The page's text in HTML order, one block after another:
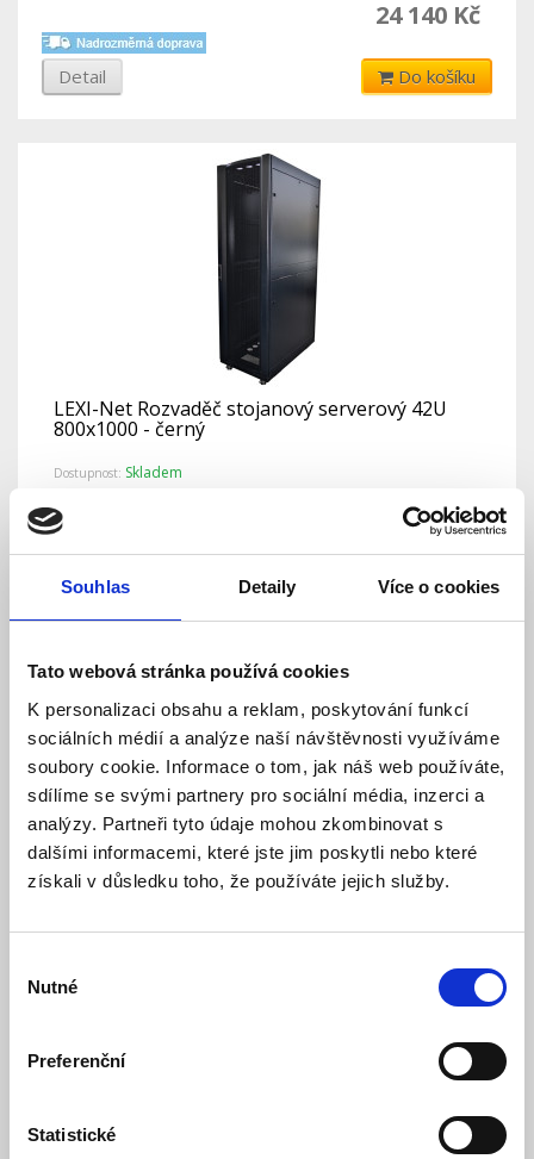
Souhlas Detaily Více o cookies
Tato webová stránka používá cookies
K personalizaci obsahu a reklam, poskytování funkcí
sociálních médií a analýze naší návštěvnosti využíváme
soubory cookie. Informace o tom, jak náš web používáte,
sdílíme se svými partnery pro sociální média, inzerci a
analýzy. Partneři tyto údaje mohou zkombinovat s
dalšími informacemi, které jste jim poskytli nebo které
získali v důsledku toho, že používáte jejich služby.
souhlasu
Nutné
Preferenční
Statistické
24 140 Kč
Detail Do košíku
LEXI-Net Rozvaděč stojanový serverový 42U
800x1000 - černý
Dostupnost: Skladem
32 906 Kč
Detail Do košíku
LEXI-Net Rozvaděč stojanový serverový LEXI
35 066 Kč
Detail Do košíku